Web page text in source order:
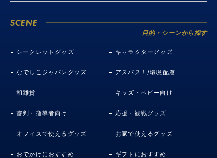
SCENE
目的・シーンから探す
シークレットグッズ キャラクターグッズ
なでしこジャパングッズ アスパス！/環境配慮
和雑貨 キッズ・ベビー向け
審判・指導者向け 応援・観戦グッズ
オフィスで使えるグッズ お家で使えるグッズ
おでかけにおすすめ ギフトにおすすめ